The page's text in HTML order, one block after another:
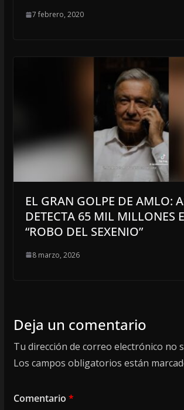
7 febrero, 2020
EL GRAN GOLPE DE AMLO:
DETECTA 65 MIL MILLONES
“ROBO DEL SEXENIO”
8 marzo, 2026
Deja un comentario
Tu dirección de correo electrónico no
Los campos obligatorios están
Comentario *